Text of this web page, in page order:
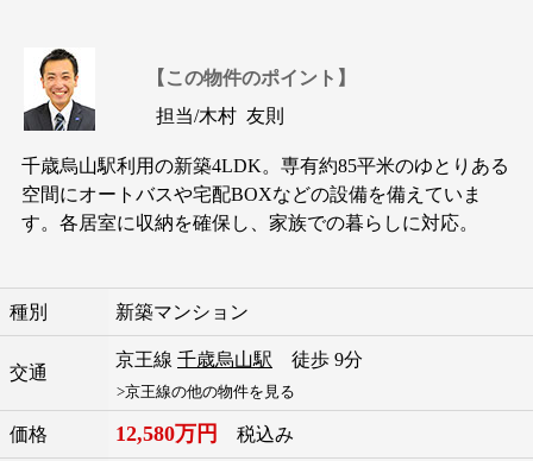
【この物件のポイント】
担当/木村 友則
千歳烏山駅利用の新築4LDK。専有約85平米のゆとりある
空間にオートバスや宅配BOXなどの設備を備えていま
す。各居室に収納を確保し、家族での暮らしに対応。
種別 新築マンション
交通
京王線 千歳烏山駅 徒歩 9分
>京王線の他の物件を見る
価格 12,580万円 税込み